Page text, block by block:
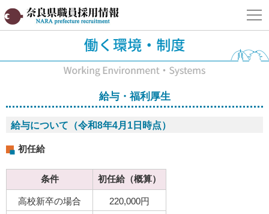
奈良県職員採用情報サイト
給与・福利厚生
給与について（令和8年4月1日時点）
初任給
条件 初任給（概算）
高校新卒の場合 220,000円